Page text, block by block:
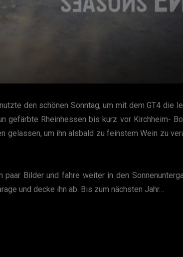
den schönen Sonntag, um mit dem GT4 die
Rheinhessen bis kurz vor Kirchheim-
gelassen, um ihn alsbald zu feinstem Wein zu
paar Bilder und fahre weiter in den
und decke ihn ab. Bis zum nächsten Jahr…